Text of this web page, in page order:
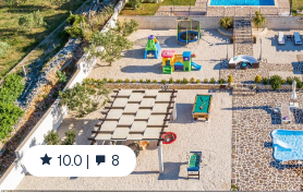
10.0 | 8